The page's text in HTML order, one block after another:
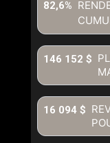
82,6%
146 152 $
16 094 $